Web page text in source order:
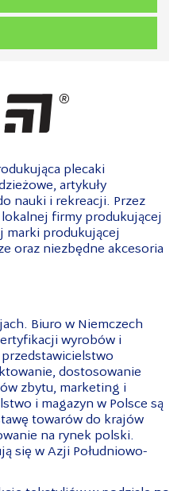
plecaki
artykuły
nauki i rekreacji. Przez
firmy produkującej
marki produkującej
oraz niezbędne akcesoria
Biuro w Niemczech
wyrobów i
dostosowanie
zbytu, marketing i
i magazyn w Polsce są
towarów do krajów
na rynek polski.
się w Azji Południowo-